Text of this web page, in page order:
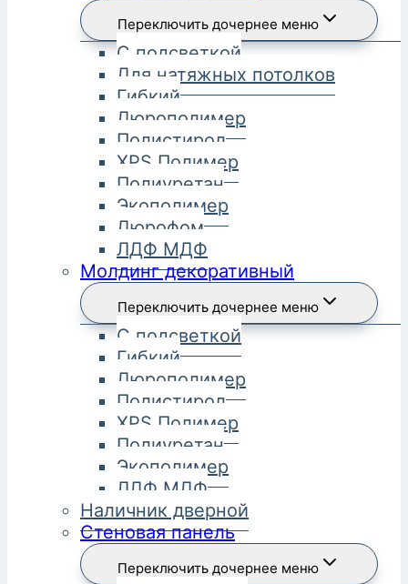
Переключить дочернее меню
С подсветкой
Для натяжных потолков
Гибкий
Дюрополимер
Полистирол
XPS Полимер
Полиуретан
Экополимер
Дюрофом
ЛДФ МДФ
Молдинг декоративный
Переключить дочернее меню
С подсветкой
Гибкий
Дюрополимер
Полистирол
XPS Полимер
Полиуретан
Экополимер
ЛДФ МДФ
Наличник дверной
Стеновая панель
Переключить дочернее меню